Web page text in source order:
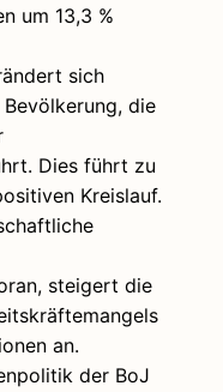
um 13,3 %
sich
die
Dies führt zu
Kreislauf.
steigert die
an.
der BoJ